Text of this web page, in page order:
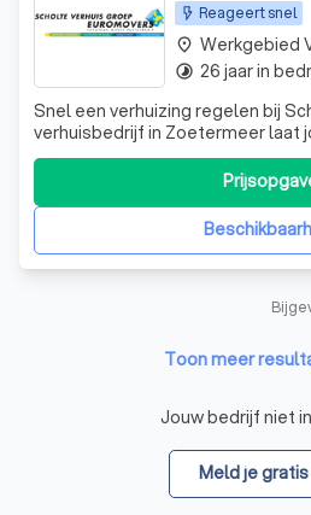
Reageert snel
Snel een verhuizing regelen bij
verhuisbedrijf in Zoetermeer laat
Wij maken niet alleen een
maar nemen ook de leiding over
Verhuis Groep regelt jouw
kun jij je
place Werkgebied
timelapse 26 jaar in
Toon meer
Jouw bedrijf niet
Meld je gratis